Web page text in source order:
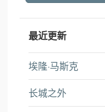
最近更新
埃隆·马斯克
长城之外